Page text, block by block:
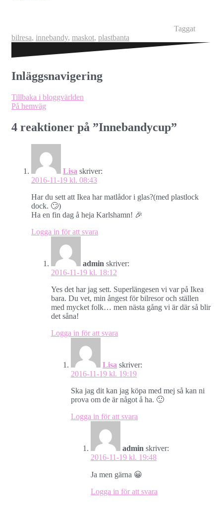
Taggat
bilresa, innebandy, maskot, plastbanta
Inläggsnavigering
Tillbaka i bloggvärlden
På hemväg
4 reaktioner på ”Innebandycup”
Lisa skriver:
2016-11-19 kl. 08:43
Har du sett att Ikea har matlådor i glas?(med plastlock
dock. 🙄)
Ha en fin dag å heja Karlshamn! 🎉
Logga in för att svara
admin skriver:
2016-11-19 kl. 18:12
Yes det har jag sett. Superlängesen vi var på Ikea
bara. Du vet, min ångest för bilresor och ställen
med mycket folk… men nästa gång vi är där så blir
det såna!
Logga in för att svara
Lisa skriver:
2016-11-19 kl. 19:19
Ska jag dit kan jag köpa med mej så kan ni
prova om de är något å ha. 🙂
Logga in för att svara
admin skriver:
2016-11-19 kl. 19:48
Ja men gärna 😀
Logga in för att svara